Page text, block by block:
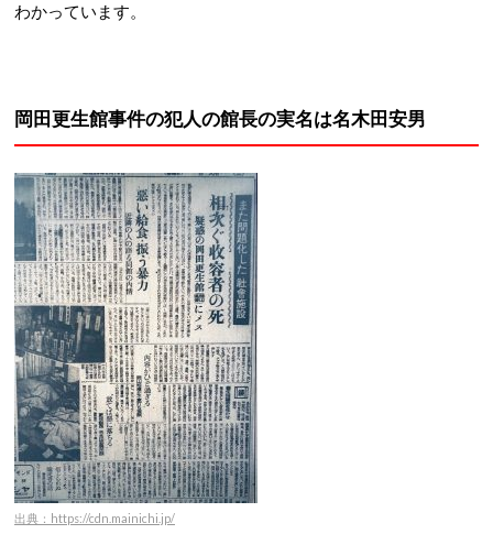
わかっています。
岡田更生館事件の犯人の館長の実名は名木田安男
出典：https://cdn.mainichi.jp/